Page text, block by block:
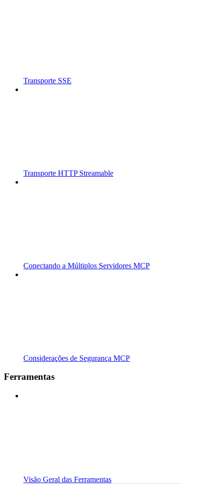
Transporte SSE
Transporte HTTP Streamable
Conectando a Múltiplos Servidores MCP
Considerações de Segurança MCP
Ferramentas
Visão Geral das Ferramentas